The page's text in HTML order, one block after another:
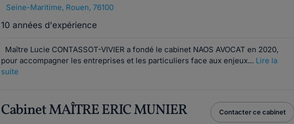
Seine-Maritime, Rouen, 76100
10 années d'expérience
Maître Lucie CONTASSOT-VIVIER a fondé le cabinet NAOS AVOCAT en 2020,
pour accompagner les entreprises et les particuliers face aux enjeux... Lire la
suite
Cabinet MAÎTRE ERIC MUNIER Contacter ce cabinet